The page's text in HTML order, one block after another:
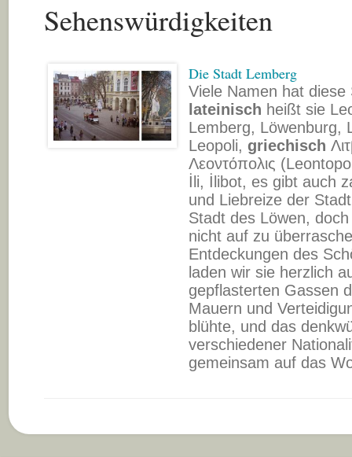
Sehenswürdigkeiten
Die Stadt Lemberg
Viele Namen hat
lateinisch heißt sie
Lemberg, Löwenburg,
Leopoli, griechisch
Λεοντόπολις
İlі, İlіbot, es gibt auch
und Liebreize der
Stadt des Löwen,
nicht auf zu
Entdeckungen des
laden wir sie herzlich
gepflasterten Gassen
Mauern und
blühte, und das
verschiedener
gemeinsam auf das